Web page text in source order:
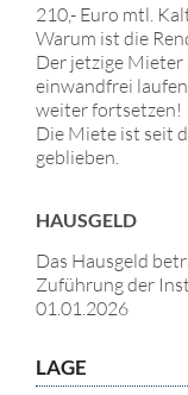
210,- Euro mtl.
Warum ist die
Der jetzige Mieter
einwandfrei
weiter fortsetzen!
Die Miete ist seit
geblieben.
HAUSGELD
Das Hausgeld
Zuführung der
01.01.2026
LAGE